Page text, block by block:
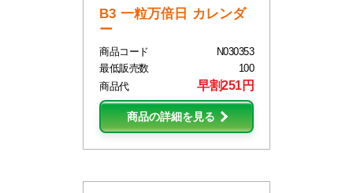
B3 一粒万倍日 カレンダ
ー
商品コード
N030353
最低販売数
100
商品代
早割251円
商品の詳細を見る